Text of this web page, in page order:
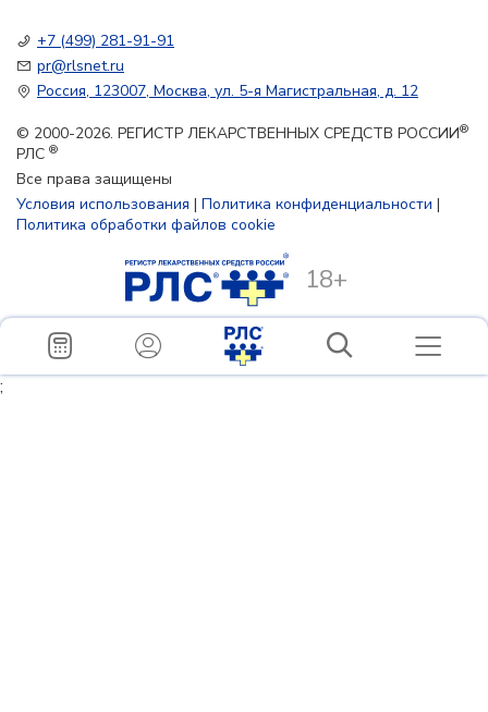
+7 (499) 281-91-91
pr@rlsnet.ru
Россия, 123007, Москва, ул. 5-я Магистральная, д. 12
© 2000-2026. РЕГИСТР ЛЕКАРСТВЕННЫХ СРЕДСТВ РОССИИ®
РЛС ®
Все права защищены
Условия использования | Политика конфиденциальности |
Политика обработки файлов cookie
18+
;